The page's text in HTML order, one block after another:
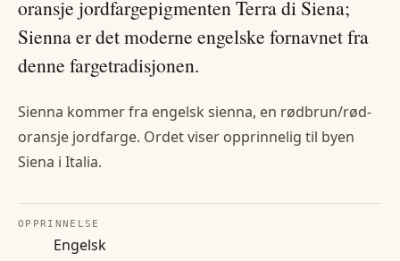
oransje jordfargepigmenten Terra di Siena;
Sienna er det moderne engelske fornavnet fra
denne fargetradisjonen.
Sienna kommer fra engelsk sienna, en rødbrun/rød-
oransje jordfarge. Ordet viser opprinnelig til byen
Siena i Italia.
OPPRINNELSE
Engelsk